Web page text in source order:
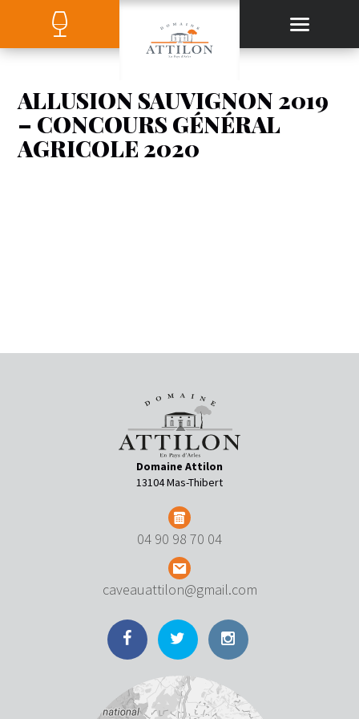
ALLUSION SAUVIGNON 2019
– CONCOURS GÉNÉRAL
AGRICOLE 2020
Domaine Attilon
13104 Mas-Thibert
04 90 98 70 04
caveauattilon@gmail.com